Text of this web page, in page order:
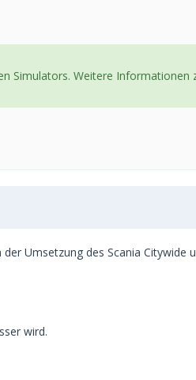
Simulators. Weitere Informationen
Umsetzung des Scania Citywide
wird.